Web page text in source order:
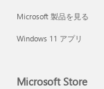
Microsoft 製品を見る
Windows 11 アプリ
Microsoft Store